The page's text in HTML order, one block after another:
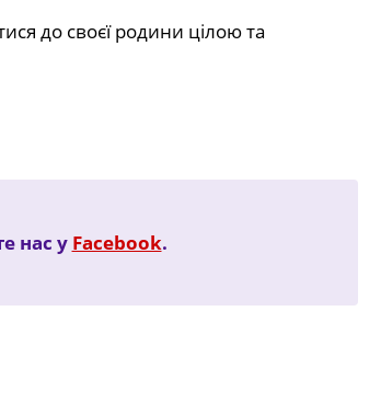
до своєї родини цілою та
нас у Facebook.